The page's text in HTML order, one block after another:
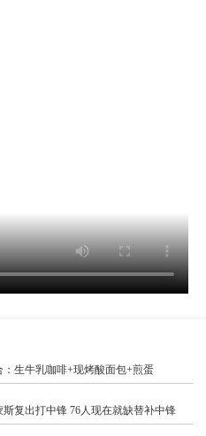
：生牛乳咖啡+现烤酸面包+煎蛋
复出打中锋 76人现在就缺替补中锋